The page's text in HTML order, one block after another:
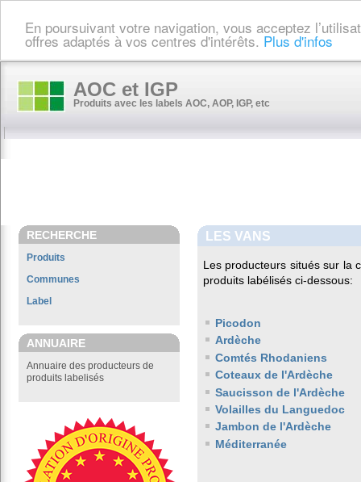
En poursuivant votre navigation, vous acceptez
offres adaptés à vos centres d'intérêts. Plus d'infos
AOC et IGP
Produits avec les labels AOC, AOP, IGP, etc
RECHERCHE
Produits
Communes
Label
ANNUAIRE
Annuaire des producteurs de
produits labelisés
LES VANS
Les producteurs situés sur la
produits labélisés ci-dessous:
Picodon
Ardèche
Comtés Rhodaniens
Coteaux de l'Ardèche
Saucisson de l'Ardèche
Volailles du Languedoc
Jambon de l'Ardèche
Méditerranée